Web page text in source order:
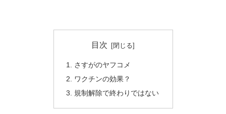
目次
さすがのヤフコメ
ワクチンの効果？
規制解除で終わりではない